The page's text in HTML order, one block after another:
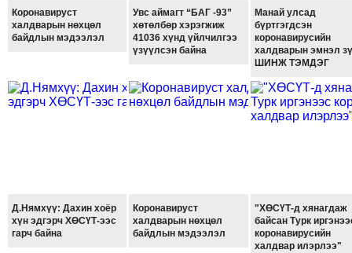
Коронавируст
халдварын нөхцөл
байдлын мэдээлэл
Увс аймагт “БАГ -93”
хөтөлбөр хэрэгжиж
41036 хүнд үйлчилгээ
үзүүлсэн байна
Манай улсад
бүртгэгдсэн
коронавирусийн
халдварын эмнэл
ШИНЖ ТЭМДЭГ
Д.Нямхүү: Дахин хоёр
хүн эдгэрч ХӨСҮТ-ээс
гарч байна
Коронавируст
халдварын нөхцөл
байдлын мэдээлэл
"ХӨСҮТ-д хянагдаж
байсан Турк
коронавирусийн
халдвар илэрлээ"